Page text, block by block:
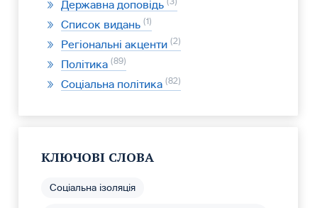
Державна доповідь
Список видань 1
Регіональні акценти 2
Політика 89
Соціальна політика 82
КЛЮЧОВІ СЛОВА
Соціальна ізоляція